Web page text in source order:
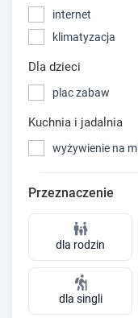
internet
klimatyzacja
Dla dzieci
plac zabaw
Kuchnia i jadalnia
wyżywienie na
Przeznaczenie
dla rodzin
dla singli